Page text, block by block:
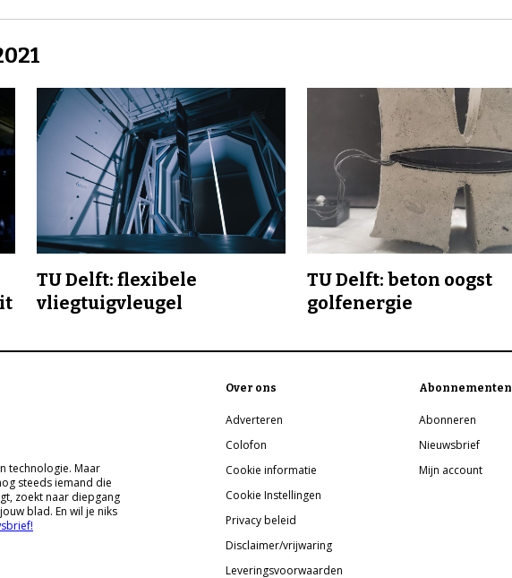
TU Delft: flexibele
vliegtuigvleugel
TU Delft: beton oogst
golfenergie
technologie. Maar
steeds iemand die
zoekt naar diepgang
blad. En wil je niks
Over ons
Adverteren
Colofon
Cookie informatie
Cookie Instellingen
Privacy beleid
Disclaimer/vrijwaring
Leveringsvoorwaarden
Abonnementen
Abonneren
Nieuwsbrief
Mijn account